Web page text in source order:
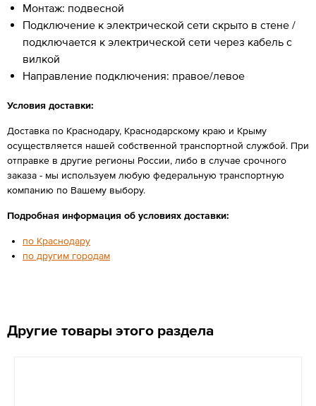
Монтаж: подвесной
Подключение к электрической сети скрыто в стене /
подключается к электрической сети через кабель с
вилкой
Направление подключения: правое/левое
Условия доставки:
Доставка по Краснодару, Краснодарскому краю и Крыму
осуществляется нашей собственной транспортной службой. При
отправке в другие регионы России, либо в случае срочного
заказа - мы используем любую федеральную транспортную
компанию по Вашему выбору.
Подробная информация об условиях доставки:
по Краснодару
по другим городам
Другие товары этого раздела